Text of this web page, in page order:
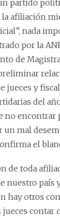
partido
afiliación
nada
por la
de
jueces y
del
no encontrar
un mal
el
de toda
nuestro país
hay otros
contar